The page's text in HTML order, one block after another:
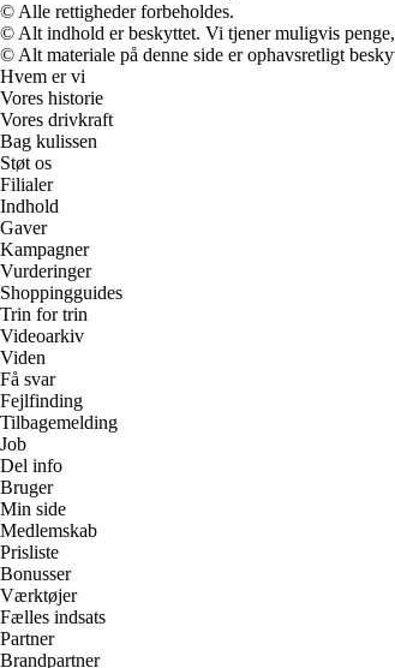
© Alle rettigheder forbeholdes.
© Alt indhold er beskyttet. Vi tjener muligvis
© Alt materiale på denne side er ophavsretligt
Hvem er vi
Vores historie
Vores drivkraft
Bag kulissen
Støt os
Filialer
Indhold
Gaver
Kampagner
Vurderinger
Shoppingguides
Trin for trin
Videoarkiv
Viden
Få svar
Fejlfinding
Tilbagemelding
Job
Del info
Bruger
Min side
Medlemskab
Prisliste
Bonusser
Værktøjer
Fælles indsats
Partner
Brandpartner